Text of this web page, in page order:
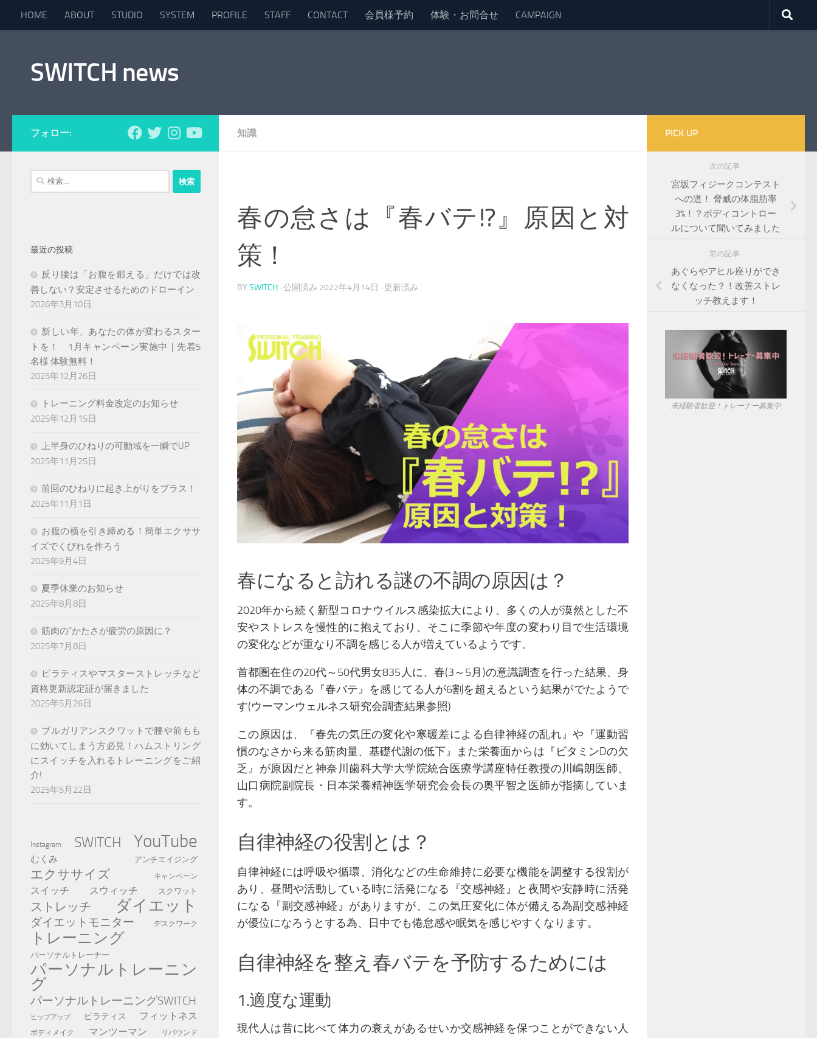
コンテンツへスキップ
HOME ABOUT STUDIO SYSTEM PROFILE STAFF CONTACT 会員様予約 体験・お問合せ CAMPAIGN
SWITCH news
知識
春の怠さは『春バテ!?』原因と対
策！
BY SWITCH · 公開済み 2022年4月14日 · 更新済み
春になると訪れる謎の不調の原因は？
2020年から続く新型コロナウイルス感染拡大により、多くの人が漠然とした不
安やストレスを慢性的に抱えており、そこに季節や年度の変わり目で生活環境
の変化などが重なり不調を感じる人が増えているようです。
首都圏在住の20代～50代男女835人に、春(3～5月)の意識調査を行った結果、身
体の不調である『春バテ』を感じてる人が6割を超えるという結果がでたようで
す(ウーマンウェルネス研究会調査結果参照)
この原因は、『春先の気圧の変化や寒暖差による自律神経の乱れ』や『運動習
慣のなさから来る筋肉量、基礎代謝の低下』また栄養面からは『ビタミンDの欠
乏』が原因だと神奈川歯科大学大学院統合医療学講座特任教授の川嶋朗医師、
山口病院副院長・日本栄養精神医学研究会会長の奥平智之医師が指摘していま
す。
自律神経の役割とは？
自律神経には呼吸や循環、消化などの生命維持に必要な機能を調整する役割が
あり、昼間や活動している時に活発になる『交感神経』と夜間や安静時に活発
になる『副交感神経』がありますが、この気圧変化に体が備える為副交感神経
が優位になろうとする為、日中でも倦怠感や眠気を感じやすくなります。
自律神経を整え春バテを予防するためには
1.適度な運動
現代人は昔に比べて体力の衰えがあるせいか交感神経を保つことができない人
フォロー:
検
索:
最近の投稿
反り腰は「お腹を鍛える」だけでは改
善しない？安定させるためのドローイン
2026年3月10日
新しい年、あなたの体が変わるスター
トを！ 1月キャンペーン実施中｜先着5
名様 体験無料！
2025年12月26日
トレーニング料金改定のお知らせ
2025年12月15日
上半身のひねりの可動域を一瞬でUP
2025年11月25日
前回のひねりに起き上がりをプラス！
2025年11月1日
お腹の横を引き締める！簡単エクササ
イズでくびれを作ろう
2025年9月4日
夏季休業のお知らせ
2025年8月8日
筋肉の”かたさが疲労の原因に？
2025年7月8日
ピラティスやマスターストレッチなど
資格更新認定証が届きました
2025年5月26日
ブルガリアンスクワットで腰や前もも
に効いてしまう方必見！ハムストリング
にスイッチを入れるトレーニングをご紹
介!
2025年5月22日
Instagram SWITCH YouTube
むくみ アンチエイジング
エクササイズ キャンペーン
スイッチ スウィッチ スクワット
ストレッチ ダイエット
ダイエットモニター デスクワーク
トレーニング
パーソナルトレーナー
パーソナルトレーニン
グ
パーソナルトレーニングSWITCH
ヒップアップ ピラティス フィットネス
ボディメイク マンツーマン
リバウンド
PICK UP
次の記事
宮坂フィジークコンテスト
への道！ 脅威の体脂肪率
3%！？ボディコントロー
ルについて聞いてみました
前の記事
あぐらやアヒル座りができ
なくなった？！改善ストレ
ッチ教えます！
未経験者歓迎！トレーナー募集中